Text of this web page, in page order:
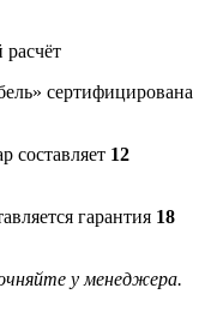
сертифицирована
составляет 12
гарантия 18
у менеджера.